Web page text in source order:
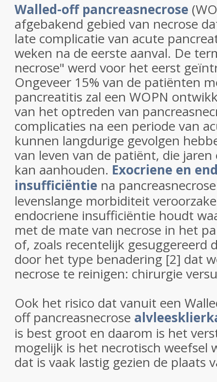
Walled-off pancreasnecrose
afgebakend gebied van necrose
late complicatie van acute
weken na de eerste aanval. De
necrose" werd voor het eerst
Ongeveer 15% van de patiënten
pancreatitis zal een WOPN
van het optreden van
complicaties na een periode van
kunnen langdurige gevolgen
van leven van de patiënt, die
kan aanhouden. Exocriene en
insufficiëntie na
levenslange morbiditeit
endocriene insufficiëntie houdt
met de mate van necrose in het
of, zoals recentelijk gesuggereerd
door het type benadering [2] dat
necrose te reinigen: chirurgie
Ook het risico dat vanuit een
off pancreasnecrose
is best groot en daarom is het
mogelijk is het necrotisch weefsel
dat is vaak lastig gezien de plaats